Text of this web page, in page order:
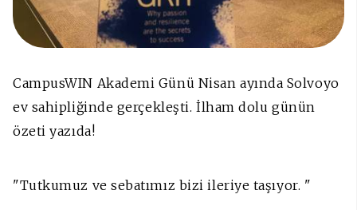
CampusWIN Akademi Günü Nisan ayında Solvoyo
ev sahipliğinde gerçekleşti. İlham dolu günün
özeti yazıda!
"Tutkumuz ve sebatımız bizi ileriye taşıyor. "